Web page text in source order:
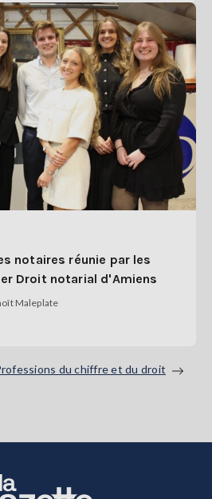
notaires réunie par les
Droit notarial d'Amiens
Maleplate
du chiffre et du droit